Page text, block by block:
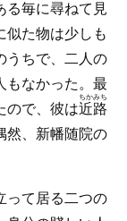
る毎に尋ねて見
似た物は少しも
うちで、二人の
もなかった。最
ので、彼は近路
ちかみち
然、新幡随院の
って居る二つの